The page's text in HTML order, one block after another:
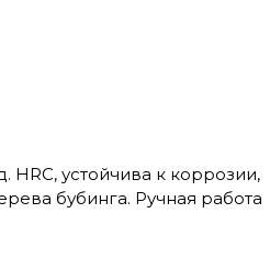
HRC, устойчива к коррозии,
бубинга. Ручная работа